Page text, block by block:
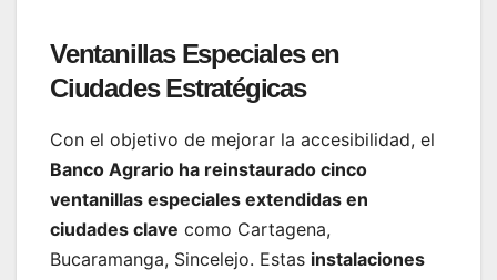
Ventanillas Especiales en
Ciudades Estratégicas
Con el objetivo de mejorar la accesibilidad, el
Banco Agrario ha reinstaurado cinco
ventanillas especiales extendidas en
ciudades clave como Cartagena,
Bucaramanga, Sincelejo. Estas instalaciones